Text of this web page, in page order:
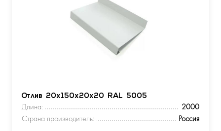
Отлив 20х150х20х20 RAL 5005
Длина:
2000
Страна производитель:
Россия